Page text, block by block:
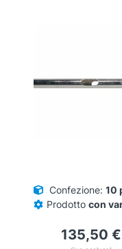
Confezione: 10
Prodotto con
135,50 €